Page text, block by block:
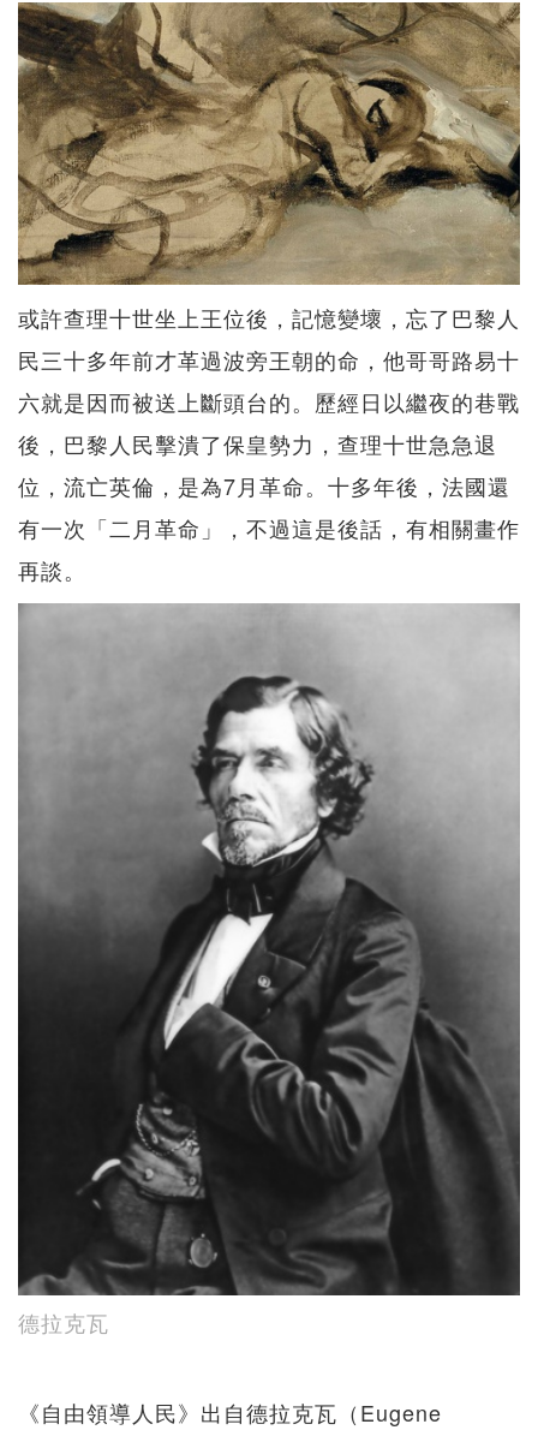
或許查理十世坐上王位後，記憶變壞，忘了巴黎人
民三十多年前才革過波旁王朝的命，他哥哥路易十
六就是因而被送上斷頭台的。歷經日以繼夜的巷戰
後，巴黎人民擊潰了保皇勢力，查理十世急急退
位，流亡英倫，是為7月革命。十多年後，法國還
有一次「二月革命」，不過這是後話，有相關畫作
再談。
德拉克瓦
《自由領導人民》出自德拉克瓦（Eugene